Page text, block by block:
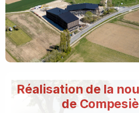
Réalisation de la
de